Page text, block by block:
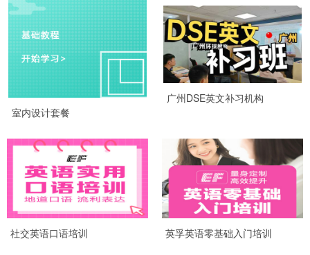
室内设计套餐
广州DSE英文补习机构
社交英语口语培训 英孚英语零基础入门培训